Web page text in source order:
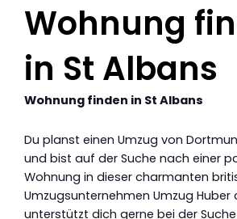
Wohnung
in St Albans
Wohnung finden in St Albans
Du planst einen Umzug von
und bist auf der Suche nach einer
Wohnung in dieser charmanten
Umzugsunternehmen Umzug Huber
unterstützt dich gerne bei der